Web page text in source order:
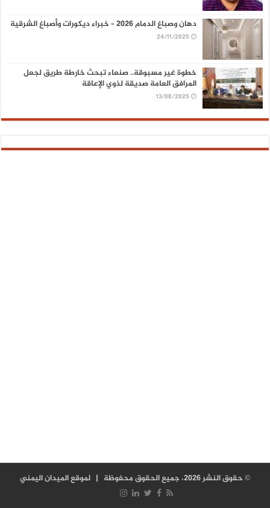
دهان وصباغ الدمام 2026 – خبراء ديكورات وأصباغ الشرقية
24/11/2025
خطوة غير مسبوقة.. صنعاء تبحث خارطة طريق لجعل
المرافق العامة صديقة لذوي الإعاقة
13/08/2025
© حقوق النشر 2026، جميع الحقوق محفوظة | لموقع الميدان اليمني